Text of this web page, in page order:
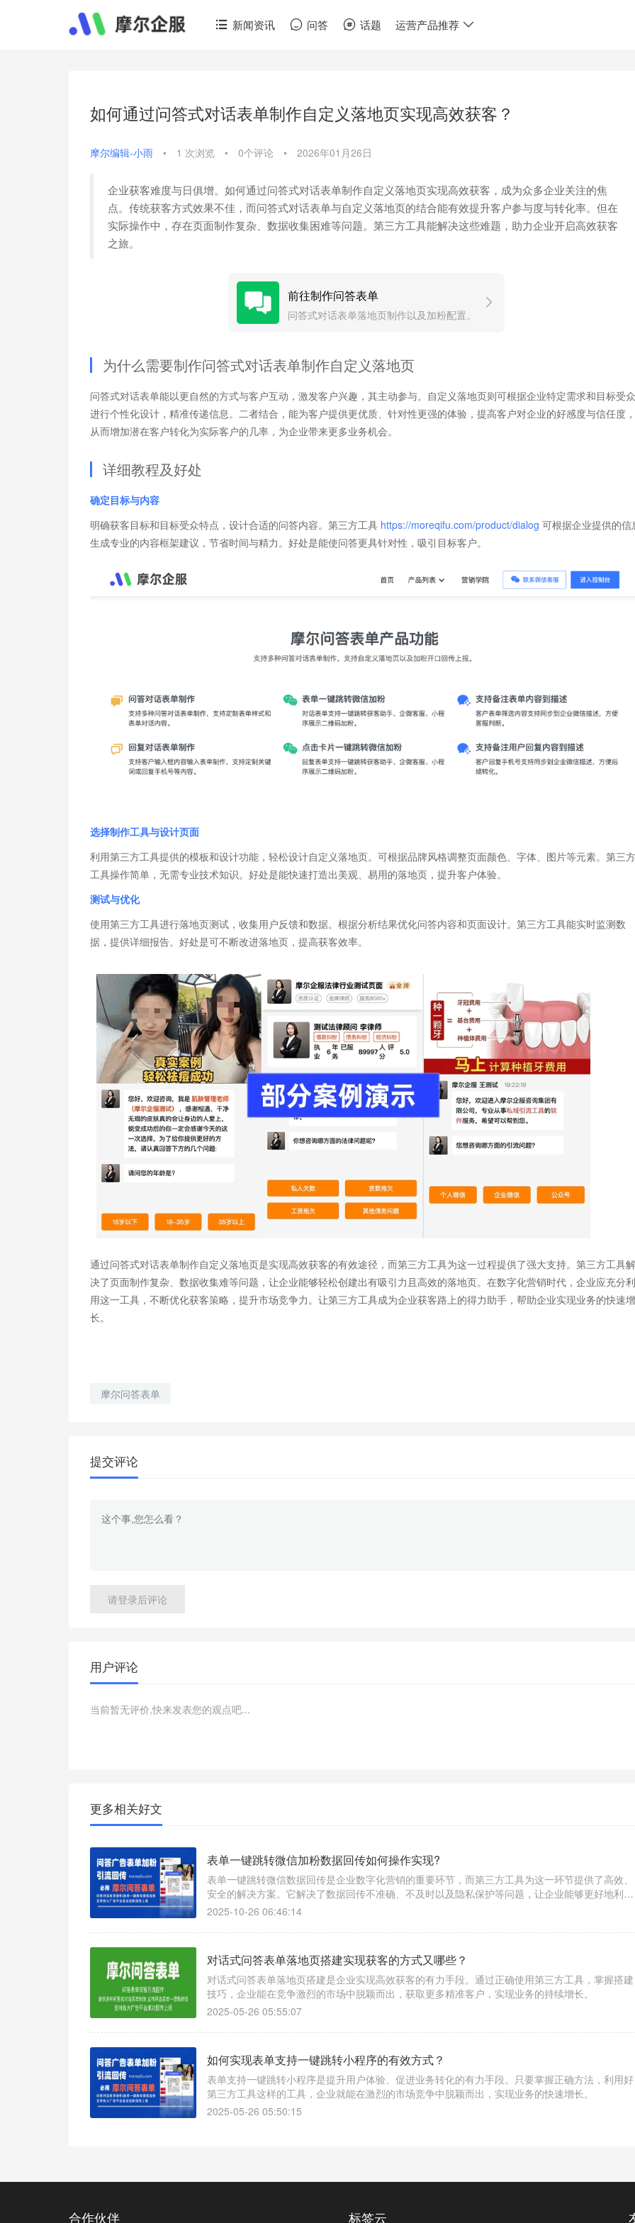
新闻资讯 问答 话题 运营产品推荐
如何通过问答式对话表单制作自定义落地页实现高效获客？
摩尔编辑-小雨 • 1 次浏览 • 0个评论 • 2026年01月26日
企业获客难度与日俱增。如何通过问答式对话表单制作自定义落地页实现高效获客，成为众多企业关注的焦
点。传统获客方式效果不佳，而问答式对话表单与自定义落地页的结合能有效提升客户参与度与转化率。但在
实际操作中，存在页面制作复杂、数据收集困难等问题。第三方工具能解决这些难题，助力企业开启高效获客
之旅。
前往制作问答表单
问答式对话表单落地页制作以及加粉配置。
为什么需要制作问答式对话表单制作自定义落地页
问答式对话表单能以更自然的方式与客户互动，激发客户兴趣，其主动参与。自定义落地页则可根据企业特定需求和目标受众
进行个性化设计，精准传递信息。二者结合，能为客户提供更优质、针对性更强的体验，提高客户对企业的好感度与信任度，
从而增加潜在客户转化为实际客户的几率，为企业带来更多业务机会。
详细教程及好处
确定目标与内容
明确获客目标和目标受众特点，设计合适的问答内容。第三方工具 https://moreqifu.com/product/dialog 可根据企业提供的信
生成专业的内容框架建议，节省时间与精力。好处是能使问答更具针对性，吸引目标客户。
选择制作工具与设计页面
利用第三方工具提供的模板和设计功能，轻松设计自定义落地页。可根据品牌风格调整页面颜色、字体、图片等元素。第三方
工具操作简单，无需专业技术知识。好处是能快速打造出美观、易用的落地页，提升客户体验。
测试与优化
使用第三方工具进行落地页测试，收集用户反馈和数据。根据分析结果优化问答内容和页面设计。第三方工具能实时监测数
据，提供详细报告。好处是可不断改进落地页，提高获客效率。
通过问答式对话表单制作自定义落地页是实现高效获客的有效途径，而第三方工具为这一过程提供了强大支持。第三方工具解
决了页面制作复杂、数据收集难等问题，让企业能够轻松创建出有吸引力且高效的落地页。在数字化营销时代，企业应充分利
用这一工具，不断优化获客策略，提升市场竞争力。让第三方工具成为企业获客路上的得力助手，帮助企业实现业务的快速增
长。
摩尔问答表单
提交评论
请登录后评论
用户评论
当前暂无评价,快来发表您的观点吧...
更多相关好文
表单一键跳转微信加粉数据回传如何操作实现?
表单一键跳转微信数据回传是企业数字化营销的重要环节，而第三方工具为这一环节提供了高效、
安全的解决方案。它解决了数据回传不准确、不及时以及隐私保护等问题，让企业能够更好地利用
客户数据，优化营销决策。
2025-10-26 06:46:14
对话式问答表单落地页搭建实现获客的方式又哪些？
对话式问答表单落地页搭建是企业实现高效获客的有力手段。通过正确使用第三方工具，掌握搭建
技巧，企业能在竞争激烈的市场中脱颖而出，获取更多精准客户，实现业务的持续增长。
2025-05-26 05:55:07
如何实现表单支持一键跳转小程序的有效方式？
表单支持一键跳转小程序是提升用户体验、促进业务转化的有力手段。只要掌握正确方法，利用好
第三方工具这样的工具，企业就能在激烈的市场竞争中脱颖而出，实现业务的快速增长。
2025-05-26 05:50:15
合作伙伴 标签云